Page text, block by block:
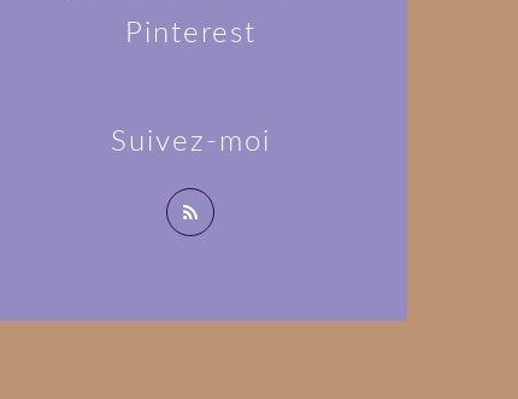
Suivez-moi
Pinterest